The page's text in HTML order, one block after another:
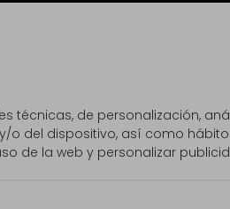
técnicas, de personalización,
o del dispositivo, así como
de la web y personalizar